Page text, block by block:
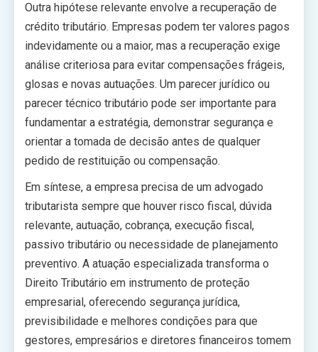
Outra hipótese relevante envolve a recuperação de
crédito tributário. Empresas podem ter valores pagos
indevidamente ou a maior, mas a recuperação exige
análise criteriosa para evitar compensações frágeis,
glosas e novas autuações. Um parecer jurídico ou
parecer técnico tributário pode ser importante para
fundamentar a estratégia, demonstrar segurança e
orientar a tomada de decisão antes de qualquer
pedido de restituição ou compensação.
Em síntese, a empresa precisa de um advogado
tributarista sempre que houver risco fiscal, dúvida
relevante, autuação, cobrança, execução fiscal,
passivo tributário ou necessidade de planejamento
preventivo. A atuação especializada transforma o
Direito Tributário em instrumento de proteção
empresarial, oferecendo segurança jurídica,
previsibilidade e melhores condições para que
gestores, empresários e diretores financeiros tomem